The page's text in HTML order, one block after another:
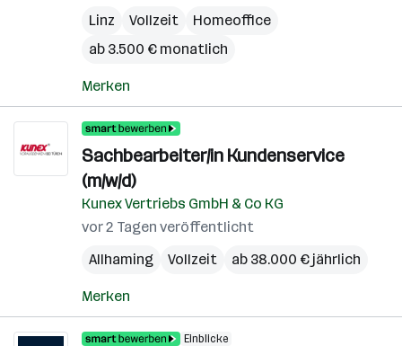
Linz
Vollzeit
Homeoffice
ab 3.500 € monatlich
Merken
Sachbearbeiter/in Kundenservice
(m/w/d)
Kunex Vertriebs GmbH & Co KG
vor 2 Tagen veröffentlicht
Allhaming
Vollzeit ab 38.000 € jährlich
Merken
Einblicke